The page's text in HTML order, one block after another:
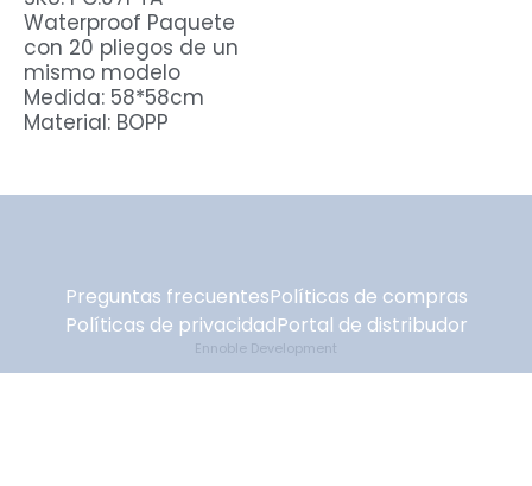
Waterproof Paquete
con 20 pliegos de un
mismo modelo
Medida: 58*58cm
Material: BOPP
Preguntas frecuentesPolíticas de compras
Políticas de privacidadPortal de distribudor
Ennoble Development